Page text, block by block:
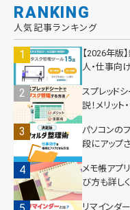
RANKING
人気記事ランキング
【2026年版
人・仕事向
スプレッド
説！メリット
パソコンの
段にアップ
メモ帳アプ
び方も詳し
リマインダ